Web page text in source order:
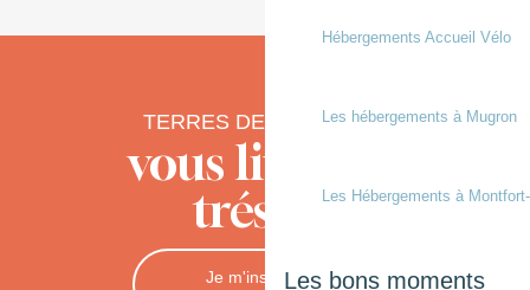
Hébergements Accueil Vélo
Les hébergements à Mugron
Les Hébergements à
Les bons moments
TERRES DE CHALOSSE
vous livre ses
trésors
Je m'inscris à la